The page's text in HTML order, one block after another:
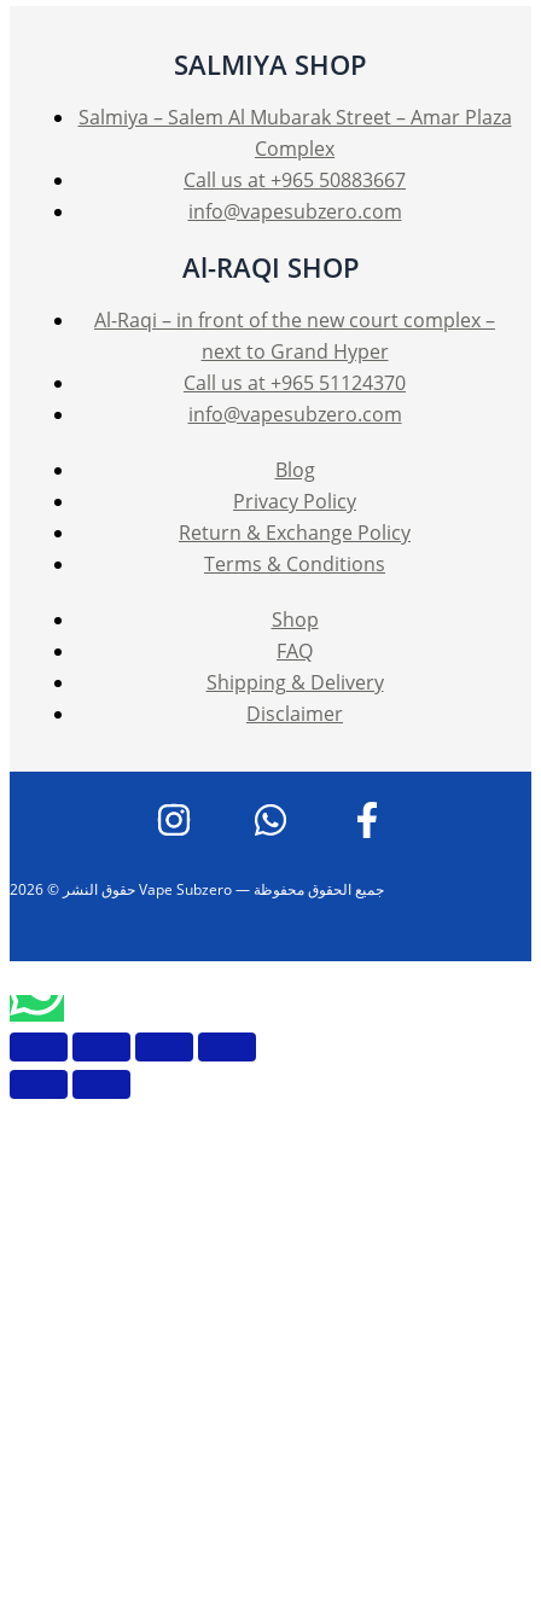
SALMIYA SHOP
Salmiya – Salem Al Mubarak Street – Amar Plaza
Complex
Call us at +965 50883667
info@vapesubzero.com
Al-RAQI SHOP
Al-Raqi – in front of the new court complex –
next to Grand Hyper
Call us at +965 51124370
info@vapesubzero.com
Blog
Privacy Policy
Return & Exchange Policy
Terms & Conditions
Shop
FAQ
Shipping & Delivery
Disclaimer
حقوق النشر © 2026 Vape Subzero — جميع الحقوق محفوظة